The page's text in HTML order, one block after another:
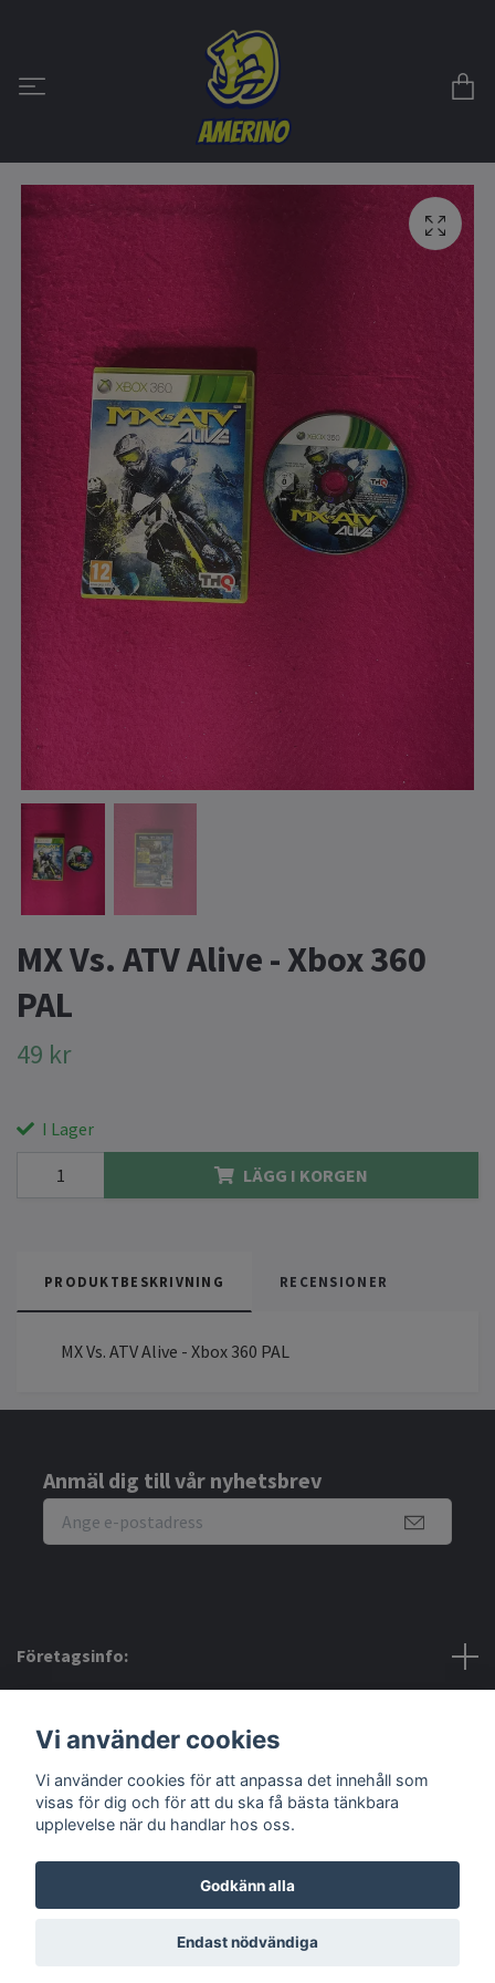
MX Vs. ATV Alive - Xbox 360
PAL
49 kr
I Lager
LÄGG I KORGEN
PRODUKTBESKRIVNING RECENSIONER
MX Vs. ATV Alive - Xbox 360 PAL
Anmäl dig till vår nyhetsbrev
Företagsinfo:
Sociala medier
© 2026 Amerino
Vi använder cookies
Vi använder cookies för att anpassa det innehåll som
visas för dig och för att du ska få bästa tänkbara
upplevelse när du handlar hos oss.
Godkänn alla
Endast nödvändiga